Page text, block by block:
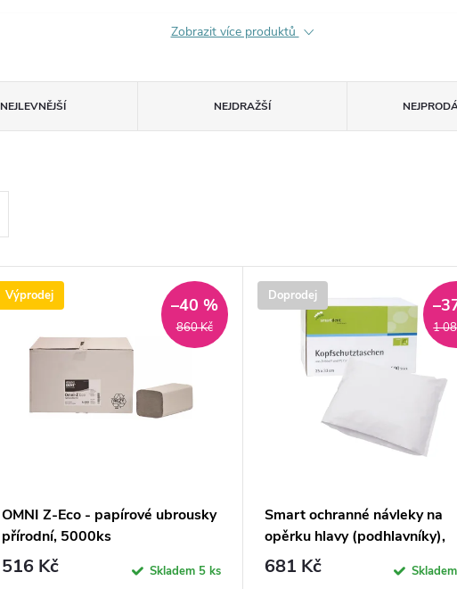
Zobrazit více produktů
NEJLEVNĚJŠÍ NEJDRAŽŠÍ
Výprodej
860 Kč
–40 %
OMNI Z-Eco - papírové ubrousky
přírodní, 5000ks
516 Kč Skladem 5 ks
Doprodej
1
Smart ochranné návleky na
opěrku hlavy (podhlavníky),
25x33cm bílé, 500ks
681 Kč Skladem